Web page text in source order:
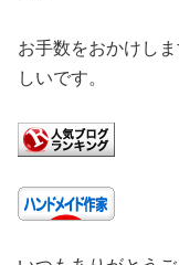
お手数をおかけし
しいです。